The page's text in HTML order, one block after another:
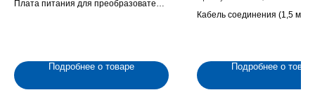
Плата питания для преобразователя
Подробнее о товаре
Кабель соединения (1,5
Подробнее о